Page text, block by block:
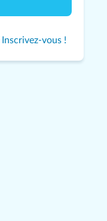
Inscrivez-vous !